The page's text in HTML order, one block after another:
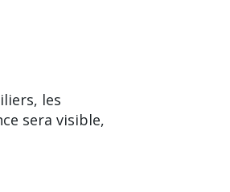
les
sera visible,